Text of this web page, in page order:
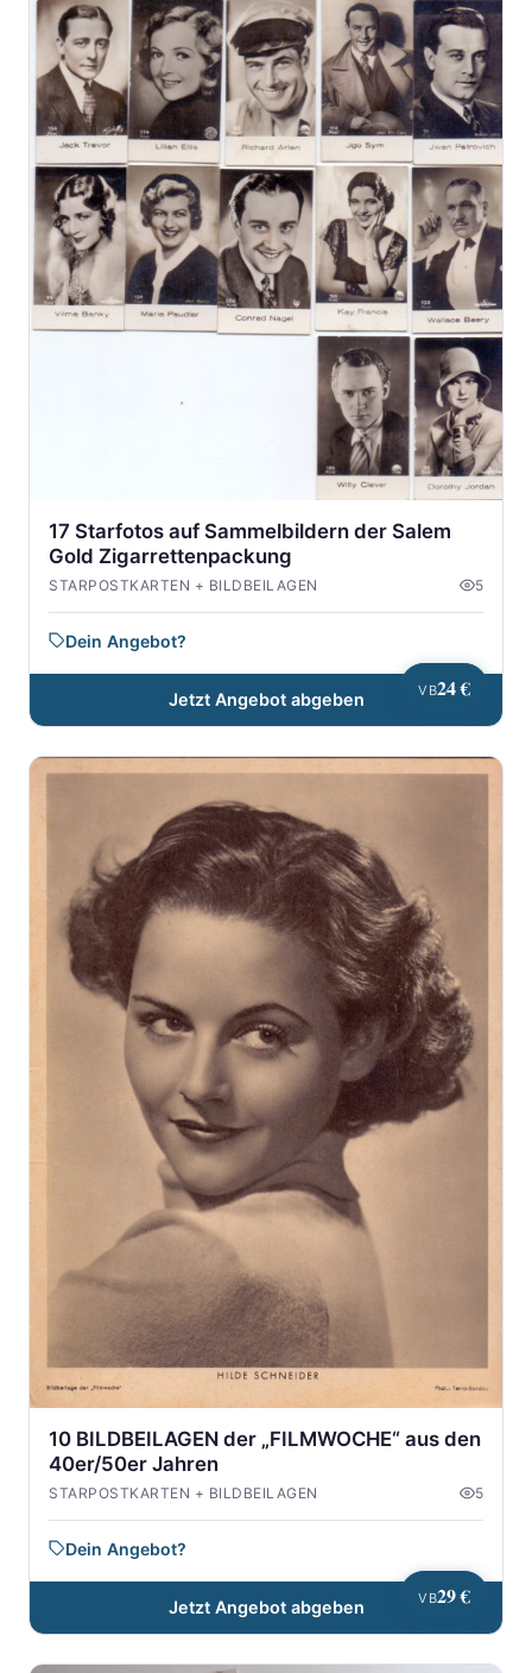
VB24 €
17 Starfotos auf Sammelbildern der Salem
Gold Zigarrettenpackung
STARPOSTKARTEN + BILDBEILAGEN 5
Dein Angebot?
Jetzt Angebot abgeben
VB29 €
10 BILDBEILAGEN der „FILMWOCHE“ aus den
40er/50er Jahren
STARPOSTKARTEN + BILDBEILAGEN 5
Dein Angebot?
Jetzt Angebot abgeben